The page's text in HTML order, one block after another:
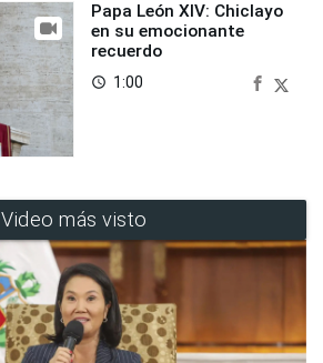
Papa León XIV: Chiclayo
en su emocionante
recuerdo
access_time 1:00
Video más visto